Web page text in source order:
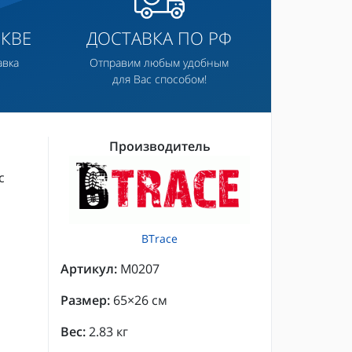
ДОСТАВКА ПО РФ
Отправим любым удобным
для Вас способом!
Производитель
BTrace
Артикул: M0207
Размер: 65×26 см
Вес:2.83 кг